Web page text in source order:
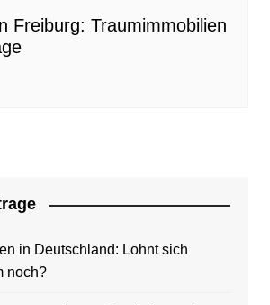
Freiburg: Traumimmobilien
in Deutschland: Lohnt sich
noch?